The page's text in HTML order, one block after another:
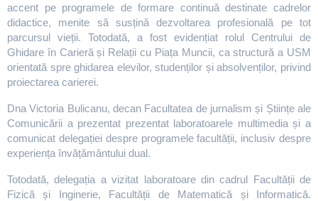
accent pe programele de formare continuă destinate cadrelor
didactice, menite să susțină dezvoltarea profesională pe tot
parcursul vieții. Totodată, a fost evidențiat rolul Centrului de
Ghidare în Carieră și Relații cu Piața Muncii, ca structură a USM
orientată spre ghidarea elevilor, studenților și absolvenților, privind
proiectarea carierei.
Dna Victoria Bulicanu, decan Facultatea de jurnalism și Științe ale
Comunicării a prezentat prezentat laboratoarele multimedia și a
comunicat delegației despre programele facultății, inclusiv despre
experiența învățământului dual.
Totodată, delegația a vizitat laboratoare din cadrul Facultății de
Fizică și Inginerie, Facultății de Matematică și Informatică.